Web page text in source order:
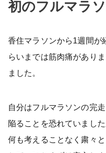
初のフルマラ
香住マラソンから1週間が
らいまでは筋肉痛があり
ました。
自分はフルマラソンの完
陥ることを恐れていまし
何も考えることなく粛々